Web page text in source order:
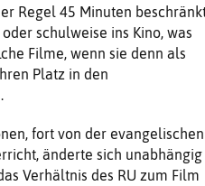
Re­gel 45 Minuten
schulweise ins Kino, was
Filme, wenn sie denn als
Platz in den
fort von der evan­gelischen
änderte sich unabhängig
Verhältnis des RU zum Film